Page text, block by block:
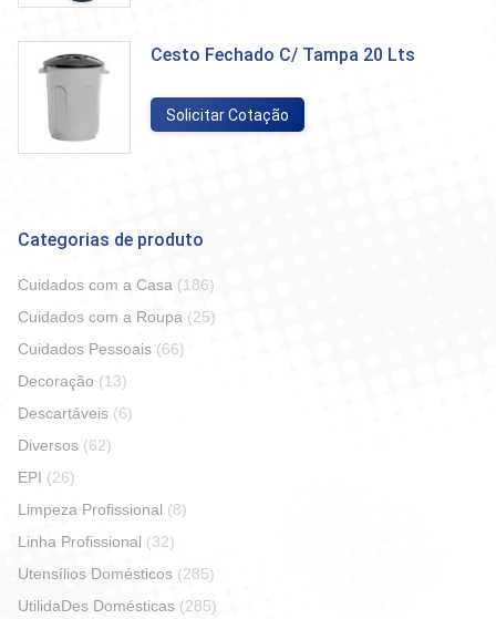
Cesto Fechado C/ Tampa 20 Lts
Solicitar Cotação
Categorias de produto
Cuidados com a Casa (186)
Cuidados com a Roupa (25)
Cuidados Pessoais (66)
Decoração (13)
Descartáveis (6)
Diversos (62)
EPI (26)
Limpeza Profissional (8)
Linha Profissional (32)
Utensílios Domésticos (285)
UtilidaDes Domésticas (285)